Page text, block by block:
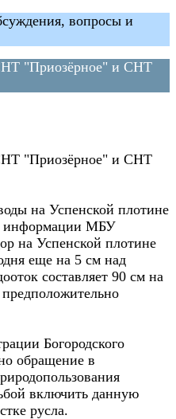
вопросы и
"Приозёрное" и СНТ
"Приозёрное" и СНТ
на Успенской плотине
информации МБУ
на Успенской плотине
еще на 5 см над
составляет 90 см на
Богородского
обращение в
включить данную
русла.